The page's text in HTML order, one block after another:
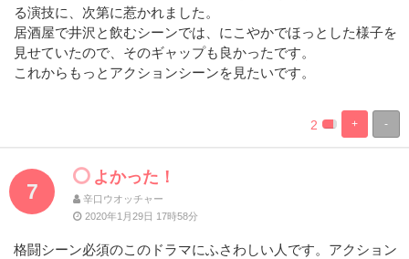
る演技に、次第に惹かれました。
居酒屋で井沢と飲むシーンでは、にこやかでほっとした様子を
見せていたので、そのギャップも良かったです。
これからもっとアクションシーンを見たいです。
-
+
%
Complete
100%
Complete
2
7
よかった！
辛口ウオッチャー
2020年1月29日 17時58分
格闘シーン必須のこのドラマにふさわしい人です。アクション